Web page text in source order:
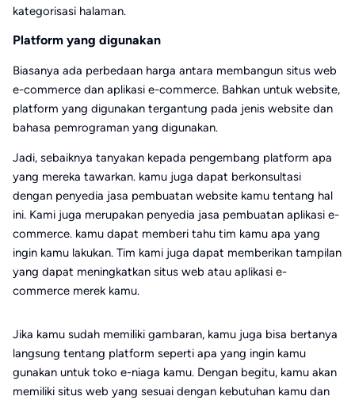
kategorisasi halaman.
Platform yang digunakan
Biasanya ada perbedaan harga antara membangun situs web
e-commerce dan aplikasi e-commerce. Bahkan untuk website,
platform yang digunakan tergantung pada jenis website dan
bahasa pemrograman yang digunakan.
Jadi, sebaiknya tanyakan kepada pengembang platform apa
yang mereka tawarkan. kamu juga dapat berkonsultasi
dengan penyedia jasa pembuatan website kamu tentang hal
ini. Kami juga merupakan penyedia jasa pembuatan aplikasi e-
commerce. kamu dapat memberi tahu tim kamu apa yang
ingin kamu lakukan. Tim kami juga dapat memberikan tampilan
yang dapat meningkatkan situs web atau aplikasi e-
commerce merek kamu.
Jika kamu sudah memiliki gambaran, kamu juga bisa bertanya
langsung tentang platform seperti apa yang ingin kamu
gunakan untuk toko e-niaga kamu. Dengan begitu, kamu akan
memiliki situs web yang sesuai dengan kebutuhan kamu dan